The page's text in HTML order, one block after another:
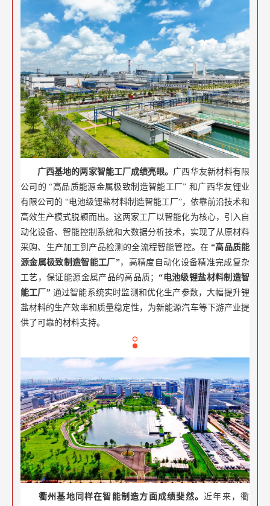
广西基地的两家智能工厂成绩亮眼。 广西华友新材料有限
公司的 “高品质能源金属极致制造智能工厂” 和广西华友锂业
有限公司的 “电池级锂盐材料制造智能工厂”，依靠前沿技术和
高效生产模式脱颖而出。这两家工厂以智能化为核心，引入自
动化设备、智能控制系统和大数据分析技术，实现了从原材料
采购、生产加工到产品检测的全流程智能管控。在“高品质能
源金属极致制造智能工厂”，高精度自动化设备精准完成复杂
工艺，保证能源金属产品的高品质；“电池级锂盐材料制造智
能工厂”通过智能系统实时监测和优化生产参数，大幅提升锂
盐材料的生产效率和质量稳定性，为新能源汽车等下游产业提
供了可靠的材料支持。
衢州基地同样在智能制造方面成绩斐然。近年来，衢